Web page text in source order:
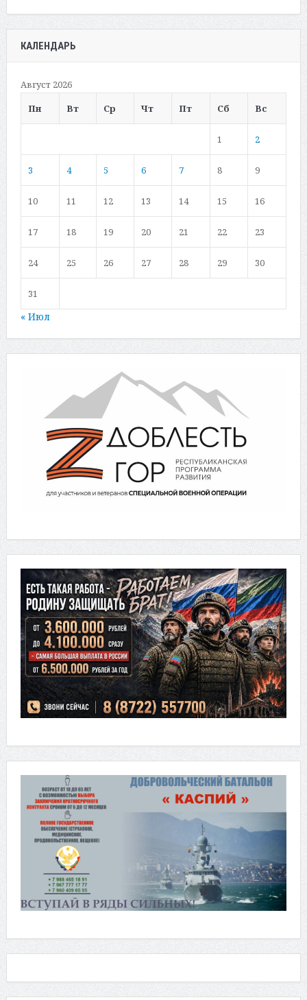
КАЛЕНДАРЬ
Август 2026
Пн
Вт Ср Чт Пт Сб Вс
1 2
3 4 5 6 7 8 9
10 11 12 13 14 15 16
17 18 19 20 21 22 23
24 25 26 27 28 29 30
31
« Июл